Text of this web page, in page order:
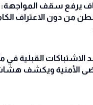
يرفع سقف
من دون الاعتراف
الاشتباكات القبلية في
الأمنية ويكشف